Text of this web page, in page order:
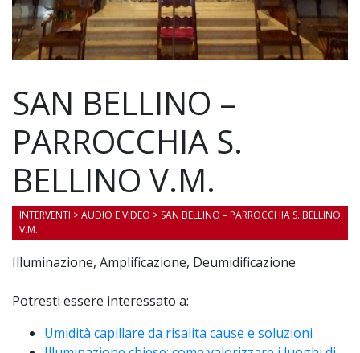
SAN BELLINO –
PARROCCHIA S.
BELLINO V.M.
INTERVENTI >AUDIO E VIDEO > SAN BELLINO – PARROCCHIA S. BELLINO
V.M.
Illuminazione, Amplificazione, Deumidificazione
Potresti essere interessato a:
Umidità capillare da risalita cause e soluzioni